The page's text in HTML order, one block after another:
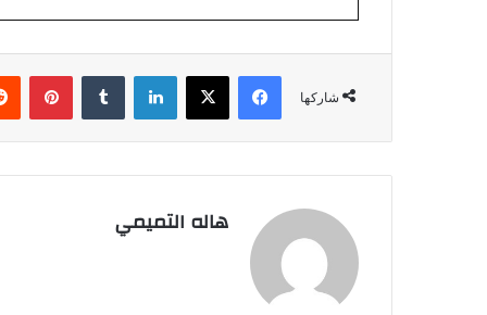
شاركها
فيسبوك ‫X لينكدإن
هاله التميمي